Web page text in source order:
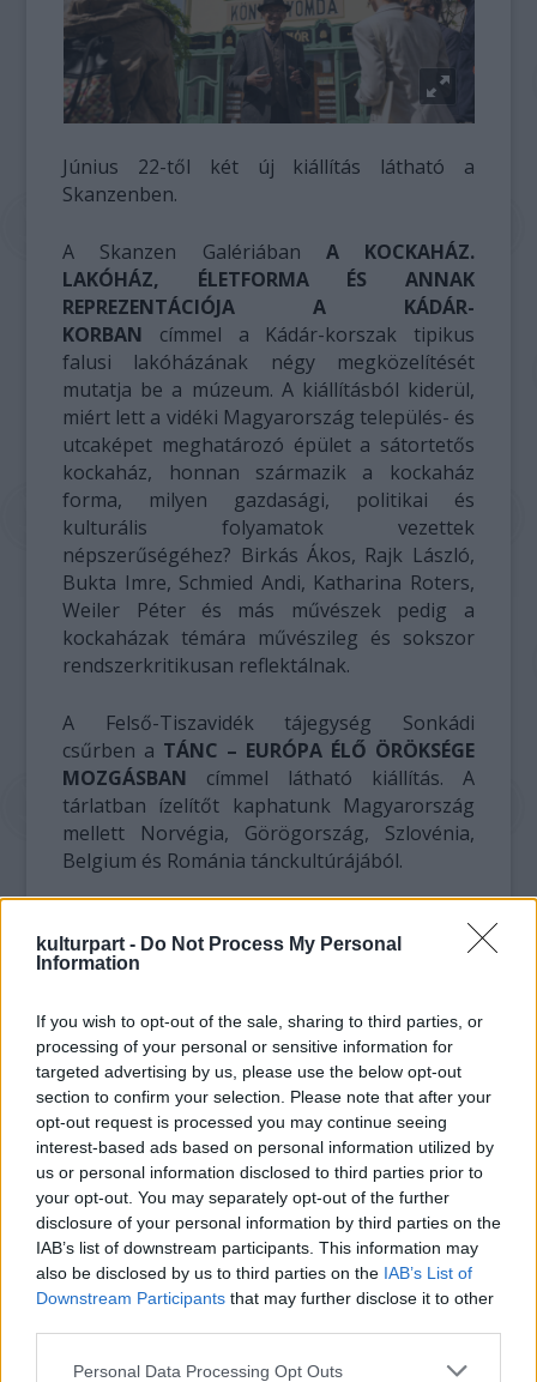
kulturpart - Do Not Process My Personal
Information
If you wish to opt-out of the sale, sharing to third parties, or
processing of your personal or sensitive information for
targeted advertising by us, please use the below opt-out
section to confirm your selection. Please note that after your
opt-out request is processed you may continue seeing
interest-based ads based on personal information utilized by
us or personal information disclosed to third parties prior to
your opt-out. You may separately opt-out of the further
disclosure of your personal information by third parties on the
IAB’s list of downstream participants. This information may
also be disclosed by us to third parties on the IAB’s List of
Downstream Participants that may further disclose it to other
Please note that this website/app uses one or more Google
Personal Data Processing Opt Outs
Június 22-től két új kiállítás látható a
Skanzenben.
A Skanzen Galériában A KOCKAHÁZ.
LAKÓHÁZ, ÉLETFORMA ÉS ANNAK
REPREZENTÁCIÓJA A KÁDÁR-
KORBAN címmel a Kádár-korszak tipikus
falusi lakóházának négy megközelítését
mutatja be a múzeum. A kiállításból kiderül,
miért lett a vidéki Magyarország település- és
utcaképet meghatározó épület a sátortetős
kockaház, honnan származik a kockaház
forma, milyen gazdasági, politikai és
kulturális folyamatok vezettek
népszerűségéhez? Birkás Ákos, Rajk László,
Bukta Imre, Schmied Andi, Katharina Roters,
Weiler Péter és más művészek pedig a
kockaházak témára művészileg és sokszor
rendszerkritikusan reflektálnak.
A Felső-Tiszavidék tájegység Sonkádi
csűrben a TÁNC – EURÓPA ÉLŐ ÖRÖKSÉGE
MOZGÁSBAN címmel látható kiállítás. A
tárlatban ízelítőt kaphatunk Magyarország
mellett Norvégia, Görögország, Szlovénia,
Belgium és Románia tánckultúrájából.
szentendrei Skanzen játszva tanít kicsiket
és nagyokat nemcsak a múzeumban, de
otthon is. Az Erdély épületegyüttes a
szóló detektívregényének, a
Hat sértett
kísértetnek. A könyv olvasása előtt vagy utána
pedig érdemes egy kirándulást tenni a
cselekmény helyszínére, a Skanzen Erdély
épületegyüttesébe!